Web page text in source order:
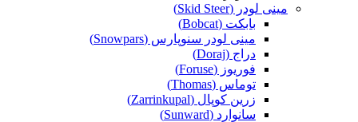
مینی لودر (Skid Steer)
بابکت (Bobcat)
مینی لودر سنوپارس (Snowpars)
دراج (Doraj)
فوریوز (Foruse)
توماس (Thomas)
زرین کوپال (Zarrinkupal)
سانوارد (Sunward)